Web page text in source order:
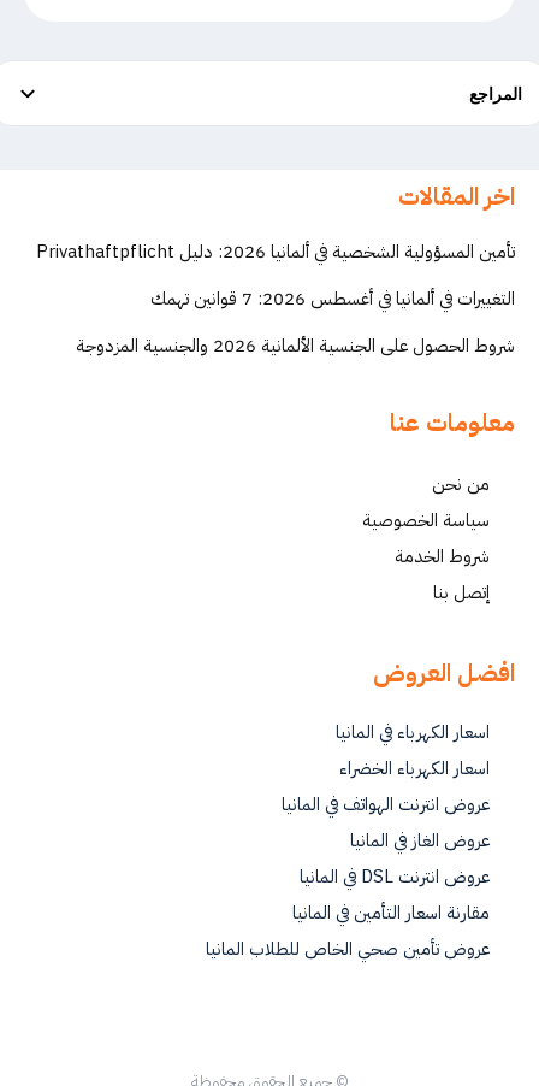
المراجع
اخر المقالات
تأمين المسؤولية الشخصية في ألمانيا 2026: دليل Privathaftpflicht
التغييرات في ألمانيا في أغسطس 2026: 7 قوانين تهمك
شروط الحصول على الجنسية الألمانية 2026 والجنسية المزدوجة
معلومات عنا
من نحن
سياسة الخصوصية
شروط الخدمة
إتصل بنا
افضل العروض
اسعار الكهرباء في المانيا
اسعار الكهرباء الخضراء
عروض انترنت الهواتف في المانيا
عروض الغاز في المانيا
عروض انترنت DSL في المانيا
مقارنة اسعار التأمين في المانيا
عروض تأمين صحي الخاص للطلاب المانيا